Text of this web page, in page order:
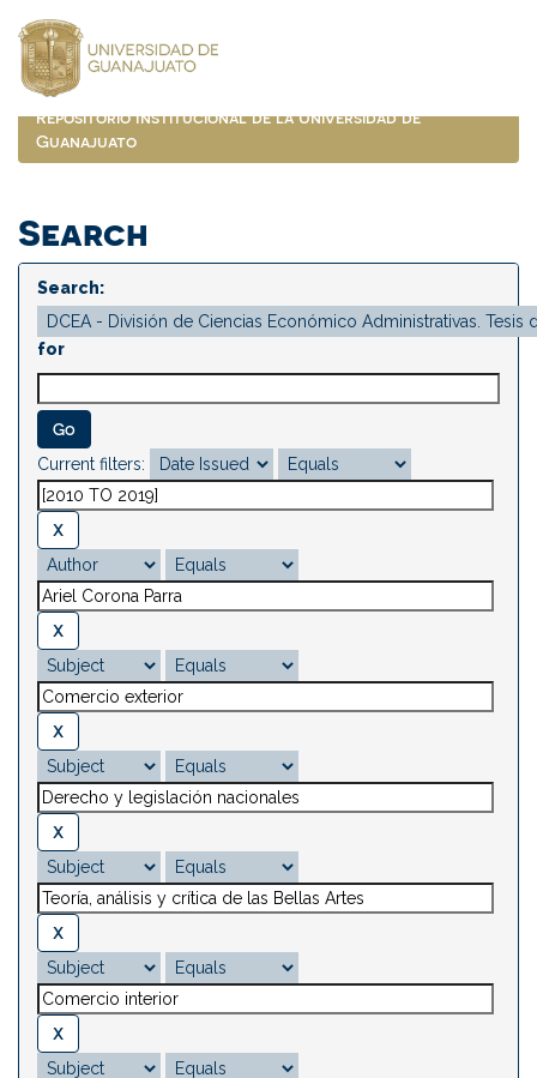
navigation
Repositorio Institucional de la Universidad de
Guanajuato
Search
Search:
for
Current filters: